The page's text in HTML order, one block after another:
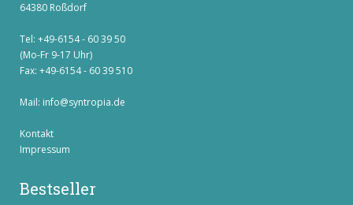
64380 Roßdorf
Tel: +49-6154 - 60 39 50
(Mo-Fr 9-17 Uhr)
Fax: +49-6154 - 60 39 510
Mail: info@syntropia.de
Kontakt
Impressum
Bestseller